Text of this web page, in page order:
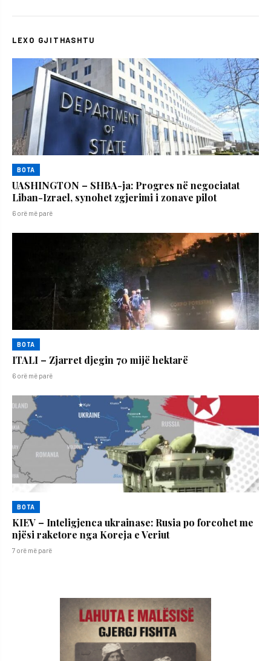
LEXO GJITHASHTU
BOTA
UASHINGTON – SHBA-ja: Progres në negociatat
Liban-Izrael, synohet zgjerimi i zonave pilot
6 orë më parë
BOTA
ITALI – Zjarret djegin 70 mijë hektarë
6 orë më parë
BOTA
KIEV – Inteligjenca ukrainase: Rusia po forcohet me
njësi raketore nga Koreja e Veriut
7 orë më parë